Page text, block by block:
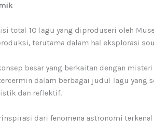
total 10 lagu yang diproduseri oleh
terutama dalam hal eksplorasi
besar yang berkaitan dengan
dalam berbagai judul lagu yang
dan reflektif.
dari fenomena astronomi